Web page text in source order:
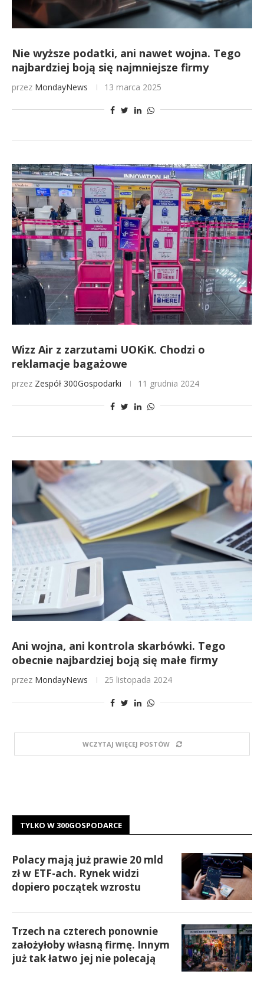
Nie wyższe podatki, ani nawet wojna. Tego
najbardziej boją się najmniejsze firmy
przez MondayNews 13 marca 2025
Wizz Air z zarzutami UOKiK. Chodzi o
reklamacje bagażowe
przez Zespół 300Gospodarki 11 grudnia 2024
Ani wojna, ani kontrola skarbówki. Tego
obecnie najbardziej boją się małe firmy
przez MondayNews 25 listopada 2024
WCZYTAJ WIĘCEJ POSTÓW
TYLKO W 300GOSPODARCE
Polacy mają już prawie 20 mld
zł w ETF-ach. Rynek widzi
dopiero początek wzrostu
Trzech na czterech ponownie
założyłoby własną firmę. Innym
już tak łatwo jej nie polecają